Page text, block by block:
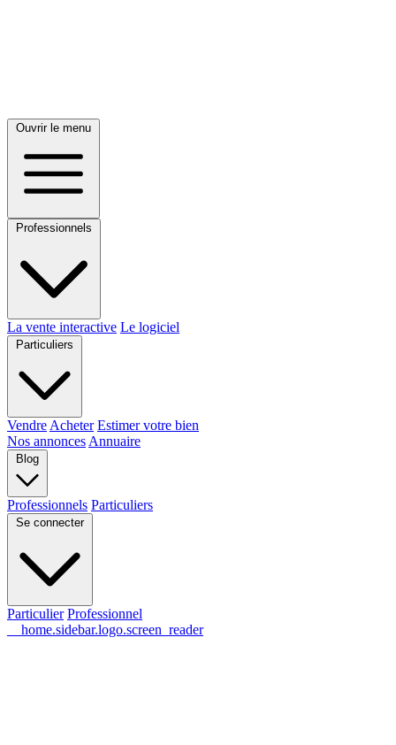
Ouvrir le menu
Professionnels
La vente interactive Le logiciel
Particuliers
Vendre Acheter Estimer votre bien
Nos annonces Annuaire
Blog
Professionnels Particuliers
Se connecter
Particulier Professionnel
__home.sidebar.logo.screen_reader